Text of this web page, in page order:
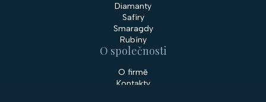
Diamanty
Safíry
Smaragdy
Rubíny
O společnosti
O firmě
Kontakty